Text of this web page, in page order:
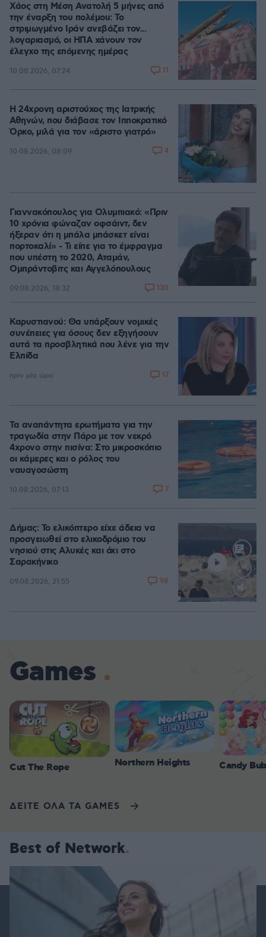
Χάος στη Μέση Ανατολή 5 μήνες από
την έναρξη του πολέμου: Το
στριμωγμένο Ιράν ανεβάζει τον...
λογαριασμό, οι ΗΠΑ χάνουν τον
έλεγχο της επόμενης ημέρας
10.08.2026, 07:24 11
Η 24χρονη αριστούχος της Ιατρικής
Αθηνών, που διάβασε τον Ιπποκρατικό
Όρκο, μιλά για τον «άριστο γιατρό»
10.08.2026, 08:09 4
Γιαννακόπουλος για Ολυμπιακό: «Πριν
10 χρόνια φώναζαν οφσάιντ, δεν
ήξεραν ότι η μπάλα μπάσκετ είναι
πορτοκαλί» - Τι είπε για το έμφραγμα
που υπέστη το 2020, Αταμάν,
Ομπράντοβιτς και Αγγελόπουλους
09.08.2026, 18:32 130
Καρυστιανού: Θα υπάρξουν νομικές
συνέπειες για όσους δεν εξηγήσουν
αυτά τα προσβλητικά που λένε για την
Ελπίδα
πριν μία ώρα 17
Τα αναπάντητα ερωτήματα για την
τραγωδία στην Πάρο με τον νεκρό
4χρονο στην πισίνα: Στο μικροσκόπιο
οι κάμερες και ο ρόλος του
ναυαγοσώστη
10.08.2026, 07:13 7
Loaded
Δήμας: Το ελικόπτερο είχε άδεια να
προσγειωθεί στο ελικοδρόμιο του
νησιού στις Αλυκές και όχι στο
Σαρακήνικο
09.08.2026, 21:55 98
Games
Cut The Rope Northern Heights Candy
ΔΕΙΤΕ ΟΛΑ ΤΑ GAMES
Best of Network